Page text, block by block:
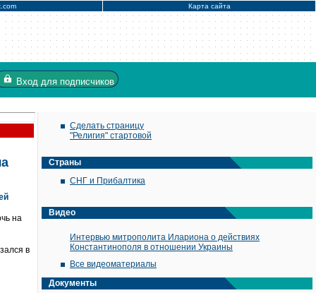
Карта сайта
Вход для подписчиков
на
в
Сделать страницу
"Религия" стартовой
Страны
СНГ и Прибалтика
Видео
Интервью митрополита Илариона о действиях
Константинополя в отношении Украины
Все видеоматериалы
Документы